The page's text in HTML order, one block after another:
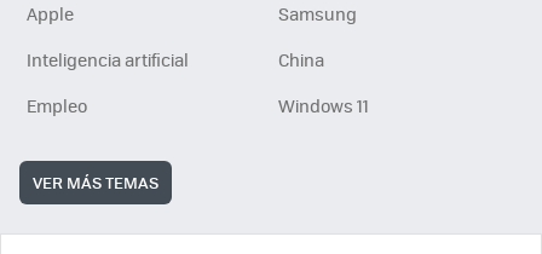
Apple
Samsung
Inteligencia artificial
China
Empleo
Windows 11
VER MÁS TEMAS